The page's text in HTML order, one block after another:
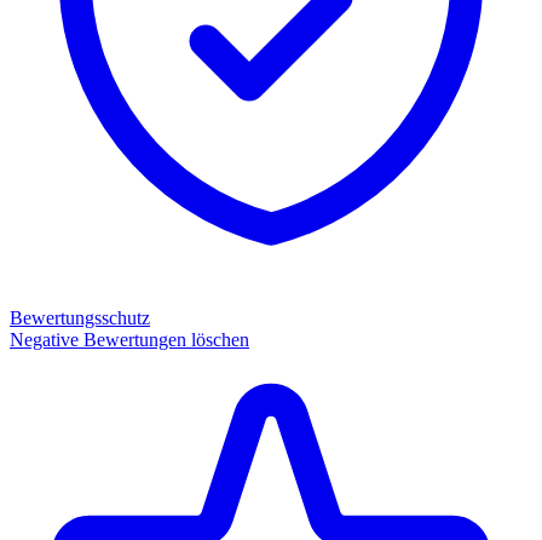
Bewertungsschutz
Negative Bewertungen löschen